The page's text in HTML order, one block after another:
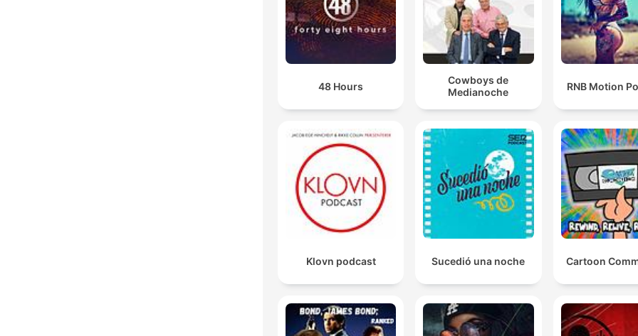
48 Hours
Cowboys de
Medianoche
RNB Motion
Klovn podcast Sucedió una noche Cartoon